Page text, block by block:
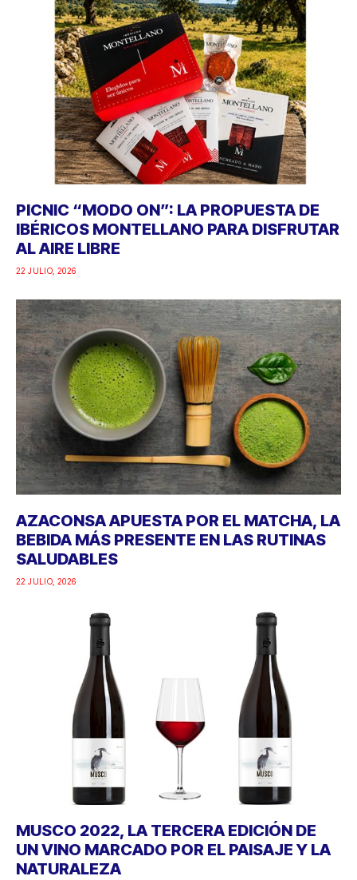
PICNIC “MODO ON”: LA PROPUESTA DE
IBÉRICOS MONTELLANO PARA DISFRUTAR
AL AIRE LIBRE
22 JULIO, 2026
AZACONSA APUESTA POR EL MATCHA, LA
BEBIDA MÁS PRESENTE EN LAS RUTINAS
SALUDABLES
22 JULIO, 2026
MUSCO 2022, LA TERCERA EDICIÓN DE
UN VINO MARCADO POR EL PAISAJE Y LA
NATURALEZA